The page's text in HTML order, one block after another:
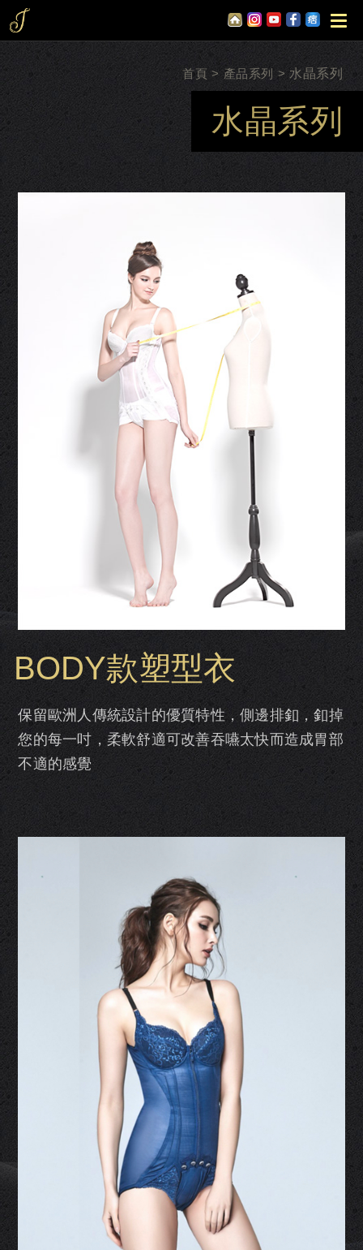
首頁 產品系列 水晶系列
水晶系列
BODY款塑型衣
保留歐洲人傳統設計的優質特性，側邊排釦，釦掉
您的每一吋，柔軟舒適可改善吞嚥太快而造成胃部
不適的感覺